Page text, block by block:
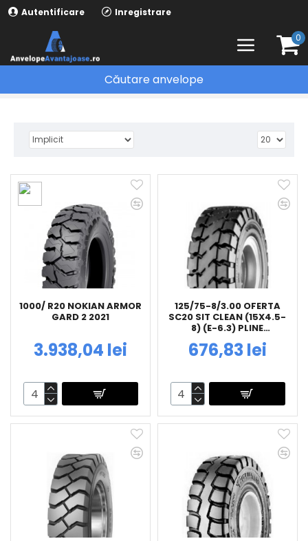
Autentificare Inregistrare
0
ANVELOPE AGRO-INDUSTRIALE ANVELOPE INDUSTRIALE
Căutare anvelope
1000/ R20 NOKIAN ARMOR
GARD 2 2021
3.938,04 lei
125/75-8/3.00 OFERTA
SC20 SIT CLEAN (15X4.5-
8) (E-6.3) PLINE
676,83 lei